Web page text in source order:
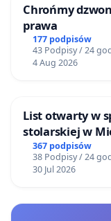
Chrońmy
prawa
177 podpisów
43 Podpisy / 24
4 Aug 2026
List otwarty w
stolarskiej w
Gdańsku
367 podpisów
38 Podpisy / 24
30 Jul 2026